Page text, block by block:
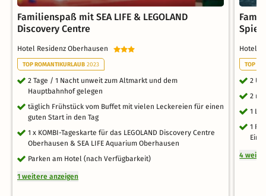
Familienspaß mit SEA LIFE & LEGOLAND
Discovery Centre
Hotel Residenz Oberhausen
TOP ROMANTIKURLAUB 2023
2 Tage / 1 Nacht unweit zum Altmarkt und dem
Hauptbahnhof gelegen
täglich Frühstück vom Buffet mit vielen Leckereien für einen
guten Start in den Tag
1 x KOMBI-Tageskarte für das LEGOLAND Discovery Centre
Oberhausen & SEA LIFE Aquarium Oberhausen
Parken am Hotel (nach Verfügbarkeit)
1 weitere anzeigen
Hotel
TOP
2
2
1
1
4